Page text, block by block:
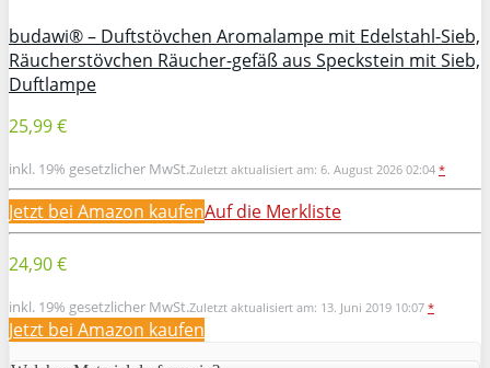
budawi® – Duftstövchen Aromalampe mit Edelstahl-Sieb,
Räucherstövchen Räucher-gefäß aus Speckstein mit Sieb,
Duftlampe
25,99 €
inkl. 19% gesetzlicher MwSt.Zuletzt aktualisiert am: 6. August 2026 02:04 *
Jetzt bei Amazon kaufenAuf die Merkliste
24,90 €
inkl. 19% gesetzlicher MwSt.Zuletzt aktualisiert am: 13. Juni 2019 10:07 *
Jetzt bei Amazon kaufen